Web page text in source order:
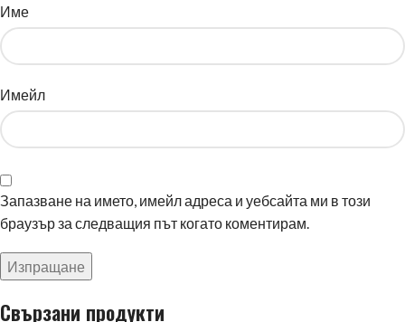
Име
Имейл
Запазване на името, имейл адреса и уебсайта ми в този
браузър за следващия път когато коментирам.
Свързани продукти